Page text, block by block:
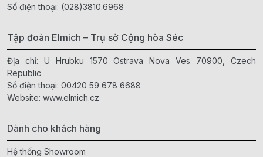
Số điện thoại: (028)3810.6968
Tập đoàn Elmich – Trụ sở Cộng hòa Séc
Địa chỉ: U Hrubku 1570 Ostrava Nova Ves 70900, Czech
Republic
Số điện thoại: 00420 59 678 6688
Website: www.elmich.cz
Dành cho khách hàng
Hệ thống Showroom